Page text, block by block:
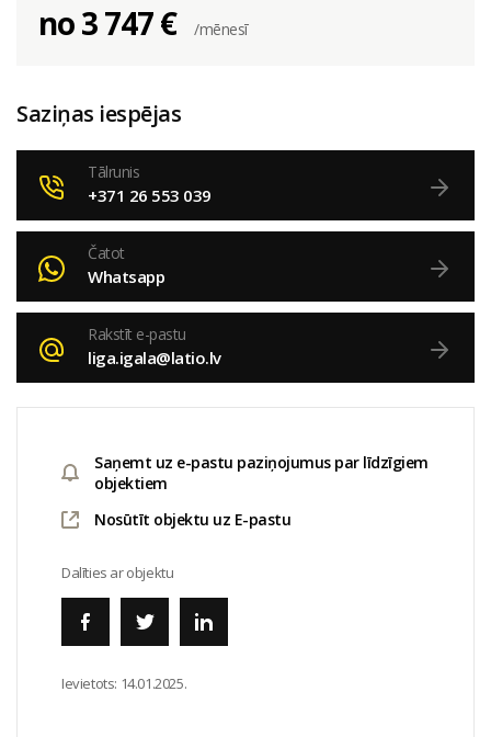
no 3 747 € /mēnesī
Saziņas iespējas
Tālrunis
+371 26 553 039
Čatot
Whatsapp
Rakstīt e-pastu
liga.igala@latio.lv
Saņemt uz e-pastu paziņojumus par līdzīgiem
objektiem
Nosūtīt objektu uz E-pastu
Dalīties ar objektu
Ievietots: 14.01.2025.